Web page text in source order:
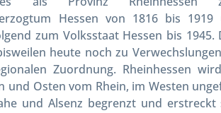
Hessen von 1816 bis 1919
zum Volksstaat Hessen bis 1945.
heute noch zu
Zuordnung. Rheinhessen
und Osten vom Rhein, im Westen
und Alsenz begrenzt und erstreckt